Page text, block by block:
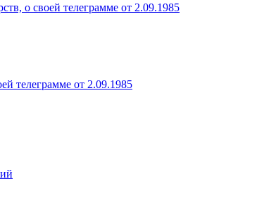
о своей телеграмме от 2.09.1985
телеграмме от 2.09.1985